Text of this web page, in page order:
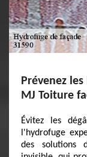
Prévenez
MJ Toiture
Évitez les
l'hydrofuge
des solutions